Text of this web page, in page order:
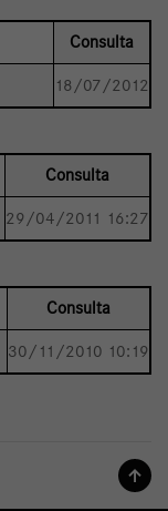
Consulta
18/07/2012
Consulta
29/04/2011 16:27
Consulta
30/11/2010 10:19